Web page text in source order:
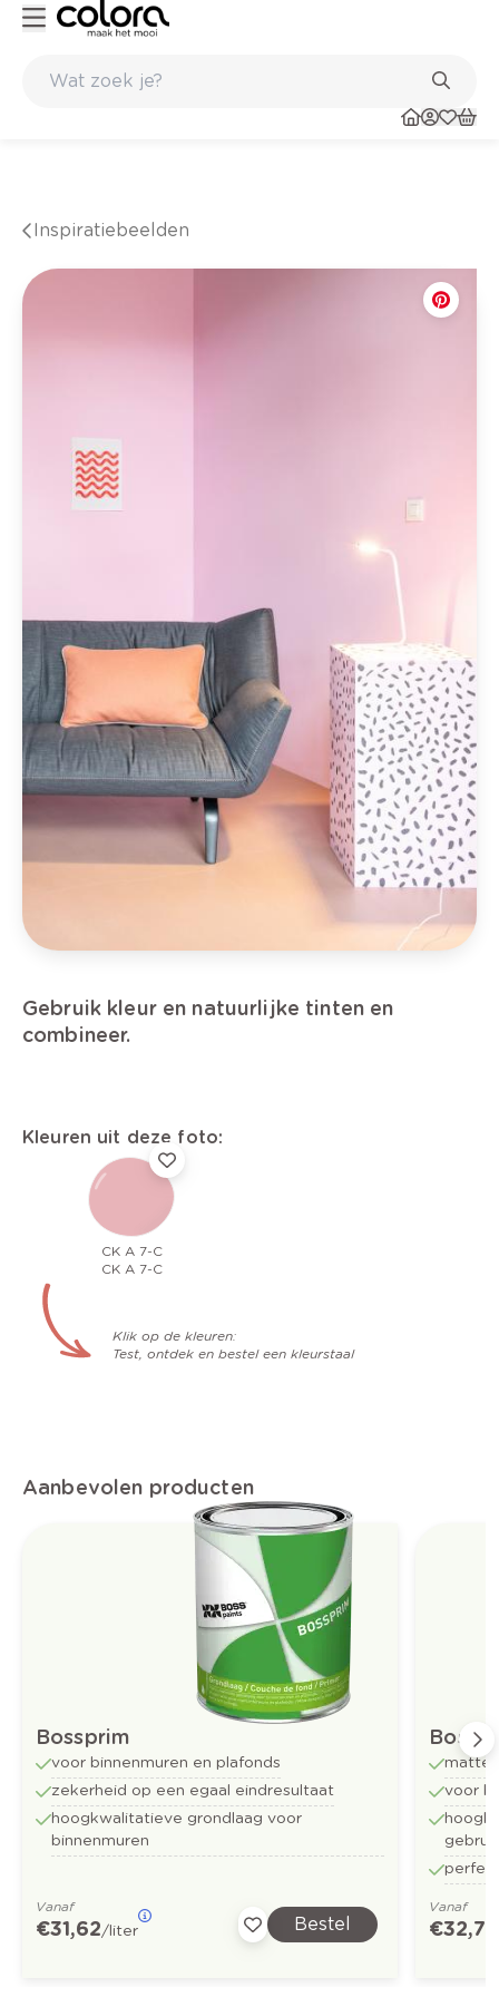
Inspiratiebeelden
Gebruik kleur en natuurlijke tinten en
combineer.
Kleuren uit deze foto:
CK A 7-C
CK A 7-C
Klik op de kleuren:
Test, ontdek en bestel een kleurstaal
Aanbevolen producten
Bossprim
voor binnenmuren en plafonds
zekerheid op een egaal eindresultaat
hoogkwalitatieve grondlaag voor
binnenmuren
Vanaf
€ 31,62/liter Bestel
matte
voor
Vanaf
€ 32,73